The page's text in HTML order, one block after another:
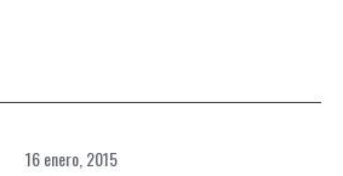
16 enero, 2015